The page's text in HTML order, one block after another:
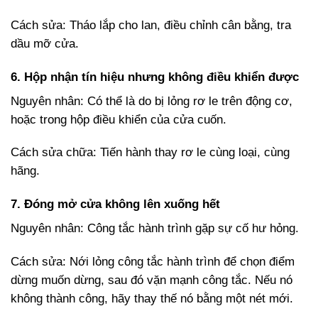
Cách sửa: Tháo lắp cho lan, điều chỉnh cân bằng, tra
dầu mỡ cửa.
6. Hộp nhận tín hiệu nhưng không điều khiển được
Nguyên nhân: Có thể là do bị lỏng rơ le trên động cơ,
hoặc trong hộp điều khiển của cửa cuốn.
Cách sửa chữa: Tiến hành thay rơ le cùng loại, cùng
hãng.
7. Đóng mở cửa không lên xuống hết
Nguyên nhân: Công tắc hành trình gặp sự cố hư hỏng.
Cách sửa: Nới lỏng công tắc hành trình để chọn điểm
dừng muốn dừng, sau đó vặn mạnh công tắc. Nếu nó
không thành công, hãy thay thế nó bằng một nét mới.